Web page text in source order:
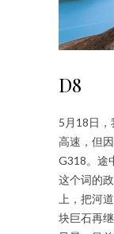
D8
5月18日
高速，但
G318。途
这个词的
上，把河
块巨石再